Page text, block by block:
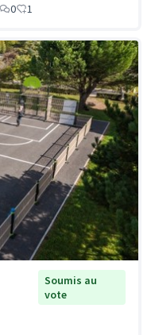
0 1
Soumis au
vote